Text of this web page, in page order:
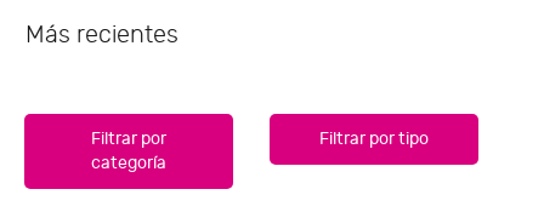
Más recientes
Filtrar por
categoría
Filtrar por tipo